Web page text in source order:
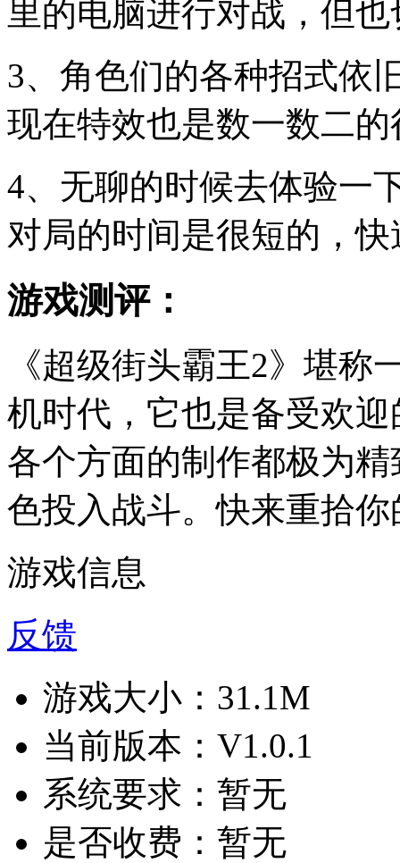
里的电脑进行对战，但
3、角色们的各种招式依
现在特效也是数一数二
4、无聊的时候去体验一
对局的时间是很短的，
游戏测评：
《超级街头霸王2》堪
机时代，它也是备受欢
各个方面的制作都极为
色投入战斗。快来重拾
游戏信息
反馈
游戏大小： 31.1M
当前版本： V1.0.1
系统要求： 暂无
是否收费： 暂无